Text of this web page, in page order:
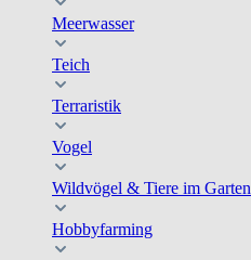
Meerwasser
Teich
Terraristik
Vogel
Wildvögel & Tiere im Garten
Hobbyfarming